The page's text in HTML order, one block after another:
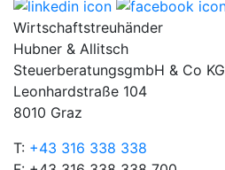
Wirtschaftstreuhänder
Hubner & Allitsch
SteuerberatungsgmbH & Co KG
Leonhardstraße 104
8010 Graz
T: +43 316 338 338